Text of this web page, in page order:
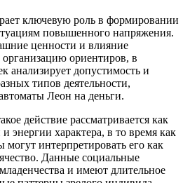
ключевую роль в формировании
повышенного напряжения.
ценности и влияние
ориентиров, в
анализирует допустимость и
типов деятельности,
Леон на деньги.
действие рассматривается как
энергии характера, в то время как
интерпретировать его как
Данные социальные
и имеют длительное